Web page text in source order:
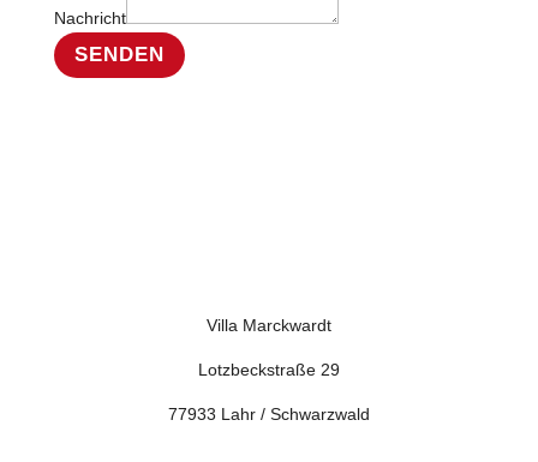
Nachricht
SENDEN
Villa Marckwardt
Lotzbeckstraße 29
77933 Lahr / Schwarzwald